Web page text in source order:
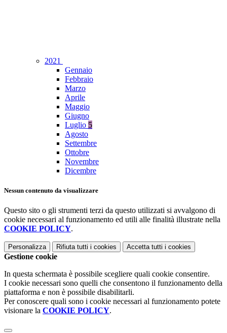
2021
Gennaio
Febbraio
Marzo
Aprile
Maggio
Giugno
Luglio 5
Agosto
Settembre
Ottobre
Novembre
Dicembre
Nessun contenuto da visualizzare
Questo sito o gli strumenti terzi da questo utilizzati si avvalgono di
cookie necessari al funzionamento ed utili alle finalità illustrate nella
COOKIE POLICY.
Personalizza Rifiuta tutti i cookies Accetta tutti i cookies
Gestione cookie
In questa schermata è possibile scegliere quali cookie consentire.
I cookie necessari sono quelli che consentono il funzionamento della
piattaforma e non è possibile disabilitarli.
Per conoscere quali sono i cookie necessari al funzionamento potete
visionare la COOKIE POLICY.